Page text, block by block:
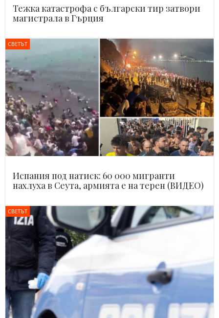
Тежка катастрофа с български тир затвори
магистрала в Гърция
СВЕТЪТ
Испания под натиск: 60 000 мигранти
нахлуха в Сеута, армията е на терен (ВИДЕО)
СВЕТЪТ